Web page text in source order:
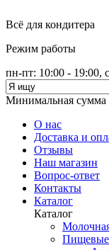
Всё для кондитера
Режим работы
пн-пт: 10:00 - 19:00,
Минимальная сумма
О нас
Доставка и
Отзывы
Наш магазин
Вопрос-ответ
Контакты
Каталог
Каталог
Пищевые